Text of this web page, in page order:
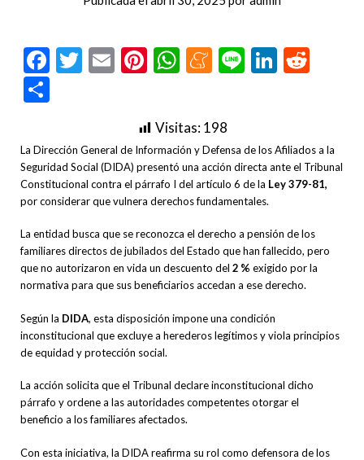
Facebook
Twitter
EmailPinterest
WhatsApp
Meneame
Line
Visitas:198
La Dirección General de Información y Defensa de los Afiliados a la
Seguridad Social (DIDA) presentó una acción directa ante el Tribunal
Constitucional contra el párrafo I del artículo 6 de la Ley 379-81,
por considerar que vulnera derechos fundamentales.
La entidad busca que se reconozca el derecho a pensión de los
familiares directos de jubilados del Estado que han fallecido, pero
que no autorizaron en vida un descuento del 2 % exigido por la
normativa para que sus beneficiarios accedan a ese derecho.
Según la DIDA, esta disposición impone una condición
inconstitucional que excluye a herederos legítimos y viola principios
de equidad y protección social.
La acción solicita que el Tribunal declare inconstitucional dicho
párrafo y ordene a las autoridades competentes otorgar el
beneficio a los familiares afectados.
Con esta iniciativa, la DIDA reafirma su rol como defensora de los